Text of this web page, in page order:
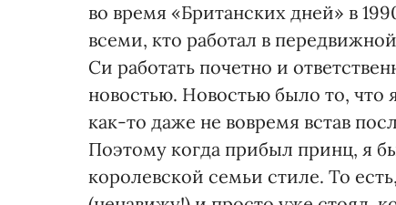
во время «Британских дней» в
всеми, кто работал в
Си работать почетно и
новостью. Новостью было то, что
как-то даже не вовремя встав
Поэтому когда прибыл принц, я
королевской семьи стиле. То